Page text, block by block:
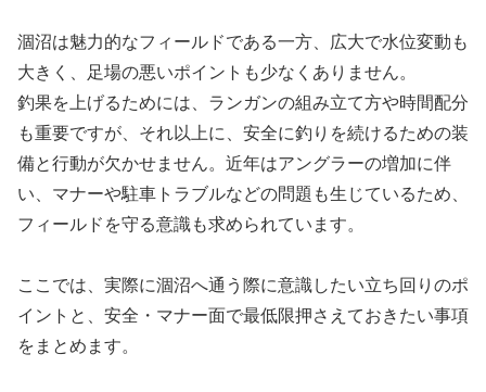
涸沼は魅力的なフィールドである一方、広大で水位変動も
大きく、足場の悪いポイントも少なくありません。
釣果を上げるためには、ランガンの組み立て方や時間配分
も重要ですが、それ以上に、安全に釣りを続けるための装
備と行動が欠かせません。近年はアングラーの増加に伴
い、マナーや駐車トラブルなどの問題も生じているため、
フィールドを守る意識も求められています。
ここでは、実際に涸沼へ通う際に意識したい立ち回りのポ
イントと、安全・マナー面で最低限押さえておきたい事項
をまとめます。